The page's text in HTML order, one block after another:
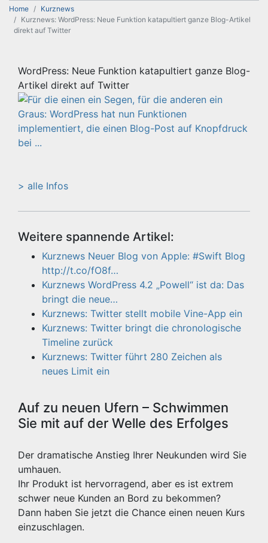
Home
Kurznews
Kurznews: WordPress: Neue Funktion katapultiert ganze Blog-Artikel
direkt auf Twitter
WordPress: Neue Funktion katapultiert ganze Blog-
Artikel direkt auf Twitter
> alle Infos
Weitere spannende Artikel:
Kurznews Neuer Blog von Apple: #Swift Blog
http://t.co/fO8f…
Kurznews WordPress 4.2 „Powell“ ist da: Das
bringt die neue…
Kurznews: Twitter stellt mobile Vine-App ein
Kurznews: Twitter bringt die chronologische
Timeline zurück
Kurznews: Twitter führt 280 Zeichen als
neues Limit ein
Auf zu neuen Ufern – Schwimmen
Sie mit auf der Welle des Erfolges
Der dramatische Anstieg Ihrer Neukunden wird Sie
umhauen.
Ihr Produkt ist hervorragend, aber es ist extrem
schwer neue Kunden an Bord zu bekommen?
Dann haben Sie jetzt die Chance einen neuen Kurs
einzuschlagen.